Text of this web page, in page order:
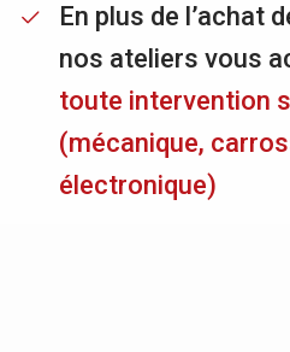
En plus de l’achat
nos ateliers vous
toute intervention
(mécanique,
électronique)